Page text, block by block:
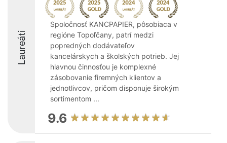
Laureáti
Spoločnosť KANCPAPIER, pôsobiaca v
regióne Topoľčany, patrí medzi
popredných dodávateľov
kancelárskych a školských potrieb. Jej
hlavnou činnosťou je komplexné
zásobovanie firemných klientov a
jednotlivcov, pričom disponuje širokým
sortimentom ...
9.6